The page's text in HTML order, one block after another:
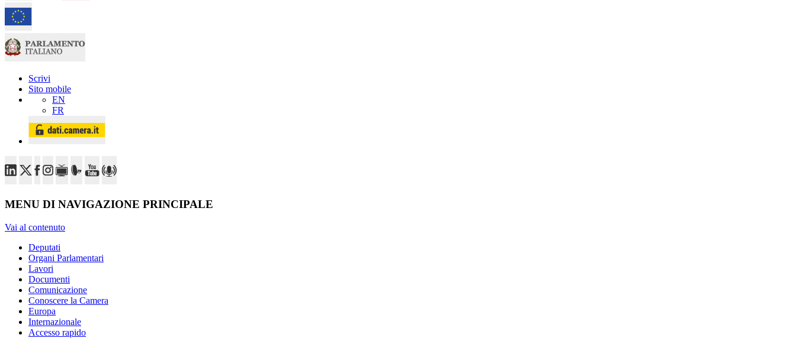
Scrivi
Sito mobile
EN
FR
MENU DI NAVIGAZIONE PRINCIPALE
Vai al contenuto
Deputati
Organi Parlamentari
Lavori
Documenti
Comunicazione
Conoscere la Camera
Europa
Internazionale
Accesso rapido